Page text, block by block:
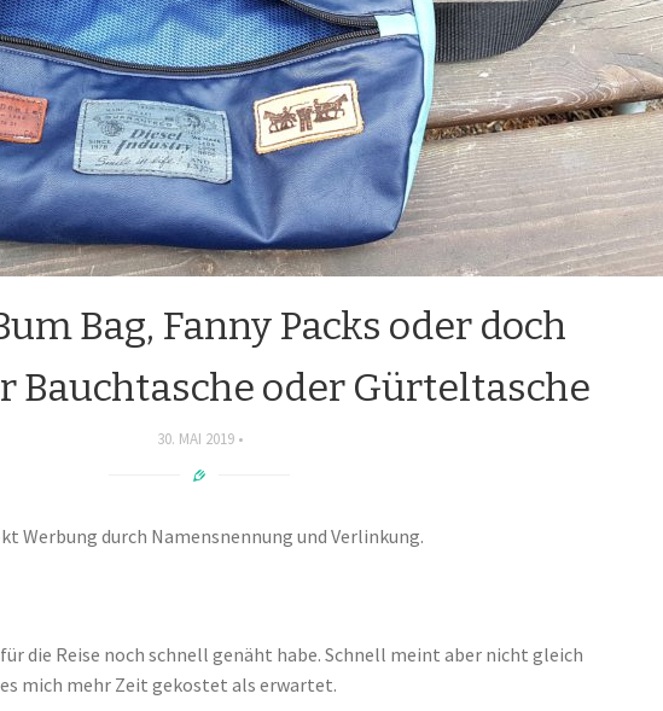
Bag, Fanny Packs oder doch
Bauchtasche oder Gürteltasche
30. MAI 2019
Werbung durch Namensnennung und Verlinkung.
die Reise noch schnell genäht habe. Schnell meint aber nicht gleich
mich mehr Zeit gekostet als erwartet.